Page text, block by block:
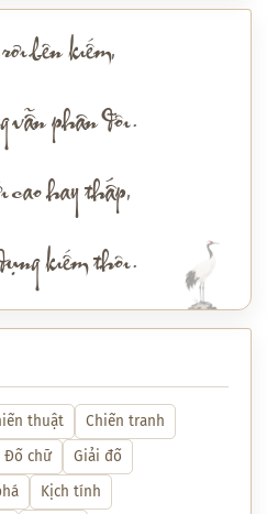
bên kiếm,
vẫn phân đôi.
hay thấp,
kiếm thôi.
thuật
Chiến tranh
Đố chữ
Giải đố
Kịch tính